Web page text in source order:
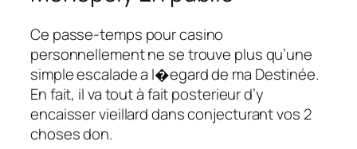
Ce passe-temps pour casino
personnellement ne se trouve plus qu’une
simple escalade a l�egard de ma Destinée.
En fait, il va tout à fait posterieur d’y
encaisser vieillard dans conjecturant vos 2
choses don.